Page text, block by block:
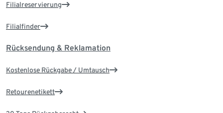
Filialreservierung
Filialfinder
Rücksendung & Reklamation
Kostenlose Rückgabe / Umtausch
Retourenetikett